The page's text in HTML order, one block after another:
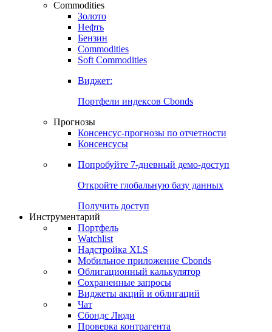
Commodities
Золото
Нефть
Бензин
Commodities
Soft Commodities
Виджет:
Портфели индексов Cbonds
Прогнозы
Консенсус-прогнозы по отчетности
Консенсусы
Попробуйте 7-дневный демо-доступ
Откройте глобальную базу данных
Получить доступ
Инструментарий
Портфель
Watchlist
Надстройка XLS
Мобильное приложение Cbonds
Облигационный калькулятор
Сохраненные запросы
Виджеты акций и облигаций
Чат
Сбондс Люди
Проверка контрагента